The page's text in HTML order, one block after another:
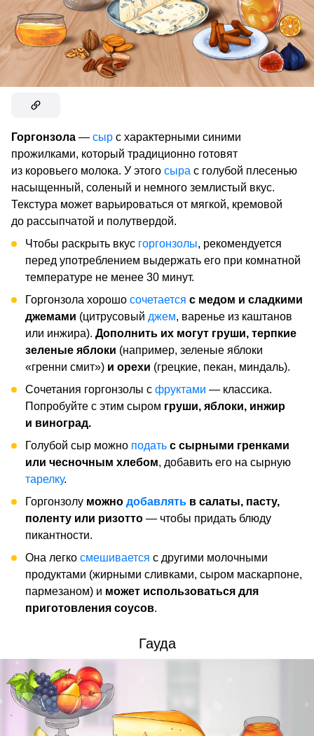
Горгонзола — сыр с характерными синими
прожилками, который традиционно готовят
из коровьего молока. У этого сыра с голубой плесенью
насыщенный, соленый и немного землистый вкус.
Текстура может варьироваться от мягкой, кремовой
до рассыпчатой и полутвердой.
Чтобы раскрыть вкус горгонзолы, рекомендуется
перед употреблением выдержать его при комнатной
температуре не менее 30 минут.
Горгонзола хорошо сочетается с медом и сладкими
джемами (цитрусовый джем, варенье из каштанов
или инжира). Дополнить их могут груши, терпкие
зеленые яблоки (например, зеленые яблоки
«гренни смит») и орехи (грецкие, пекан, миндаль).
Сочетания горгонзолы с фруктами — классика.
Попробуйте с этим сыром груши, яблоки, инжир
и виноград.
Голубой сыр можно подать с сырными гренками
или чесночным хлебом, добавить его на сырную
тарелку.
Горгонзолу можно добавлять в салаты, пасту,
поленту или ризотто — чтобы придать блюду
пикантности.
Она легко смешивается с другими молочными
продуктами (жирными сливками, сыром маскарпоне,
пармезаном) и может использоваться для
приготовления соусов.
Гауда